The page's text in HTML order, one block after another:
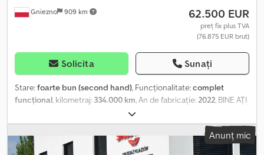
Gniezno 909 km 62.500 EUR
preț fix plus TVA
(76.875 EUR brut)
Solicita Sunați
Stare:foarte bun (second hand), Funcționalitate:complet
funcțional, kilometraj: 334.000 km, An de fabricație:2022, BINE AȚI
VENIT FIRMA SMUSZKIEWICZ OFERĂ: CAP DE TRACTOR 4x2
VOLVO FH 5 500 CP Djdpfx Aezq Ak Deigewa CABINĂ ÎNALTĂ - XL
MODEL NOU VERSIUNE CU TEHNOLOGIA I-SAVE, TURBO
COMPOUND (Volvo FH cu I-Save combină motoarele D13TC cu
Anunț mic